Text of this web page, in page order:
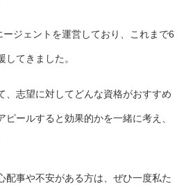
ジェントを運営しており、これまで6
てきました。
、志望に対してどんな資格がおすすめ
ールすると効果的かを一緒に考え、
配事や不安がある方は、ぜひ一度私た